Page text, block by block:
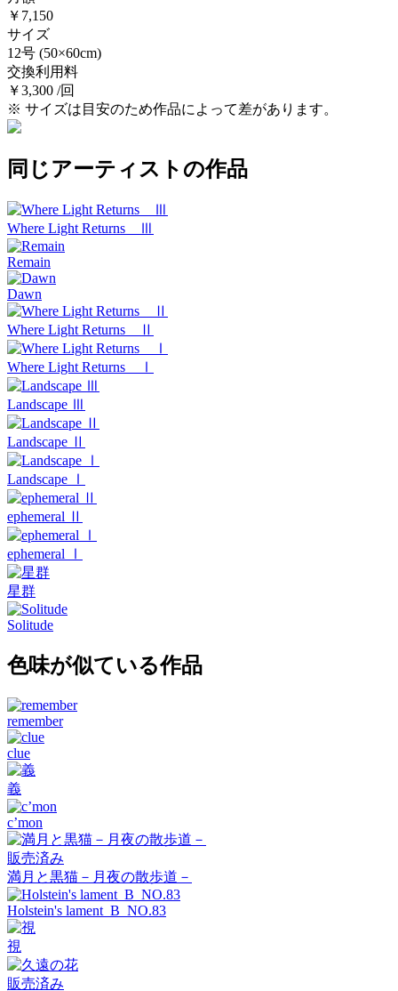
￥7,150
サイズ
12号 (50×60cm)
交換利用料
￥3,300 /回
※ サイズは目安のため作品によって差があります。
同じアーティストの作品
Where Light Returns Ⅲ
Remain
Dawn
Where Light Returns Ⅱ
Where Light Returns Ⅰ
Landscape Ⅲ
Landscape Ⅱ
Landscape Ⅰ
ephemeral Ⅱ
ephemeral Ⅰ
星群
Solitude
色味が似ている作品
remember
clue
義
c’mon
販売済み
満月と黒猫－月夜の散歩道－
Holstein's lament_B_NO.83
視
販売済み